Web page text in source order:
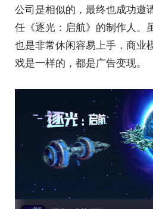
公司是相似的，最终也成功邀
任《逐光：启航》的制作人。
也是非常休闲容易上手，商业
戏是一样的，都是广告变现。